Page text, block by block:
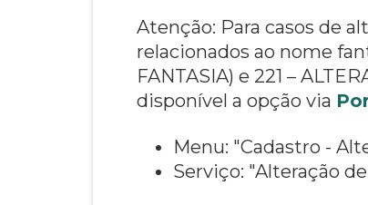
Atenção: Para casos de
relacionados ao nome
FANTASIA) e 221 –
disponível a opção via
Menu: "Cadastro -
Serviço: "Alteração